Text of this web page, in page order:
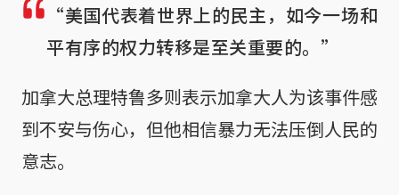
“美国代表着世界上的民主，如今一场和
平有序的权力转移是至关重要的。”
加拿大总理特鲁多则表示加拿大人为该事件感
到不安与伤心，但他相信暴力无法压倒人民的
意志。